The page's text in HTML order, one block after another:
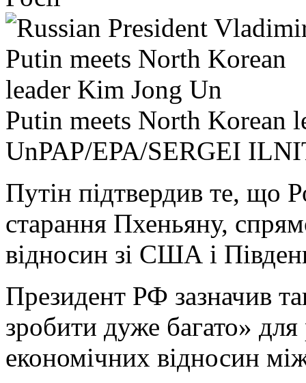
Putin meets North Korean
UnPAP/EPA/SERGEI
Путін підтвердив те, що
старання Пхеньяну,
відносин зі США і
Президент РФ зазначив
зробити дуже багато»
економічних відносин